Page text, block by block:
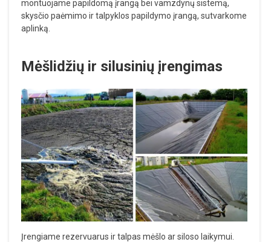
montuojame papildomą įrangą bei vamzdynų sistemą,
skysčio paėmimo ir talpyklos papildymo įrangą, sutvarkome
aplinką.
Mėšlidžių ir silusinių įrengimas
Įrengiame rezervuarus ir talpas mėšlo ar siloso laikymui.